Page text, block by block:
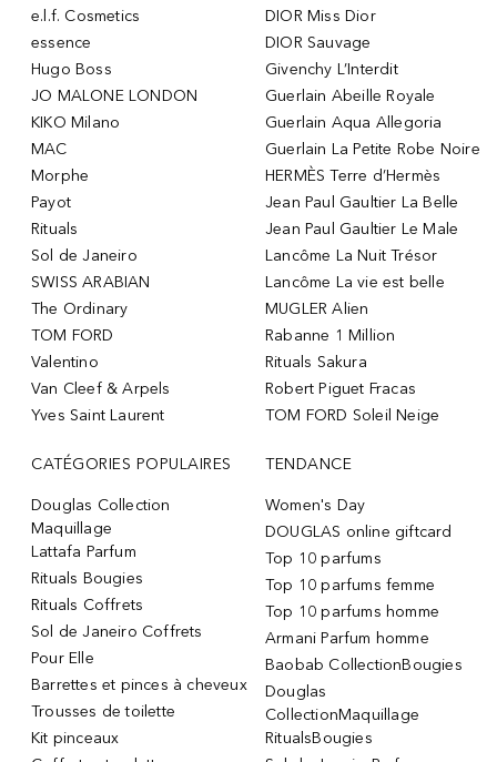
e.l.f. Cosmetics
essence
Hugo Boss
JO MALONE LONDON
KIKO Milano
MAC
Morphe
Payot
Rituals
Sol de Janeiro
SWISS ARABIAN
The Ordinary
TOM FORD
Valentino
Van Cleef & Arpels
Yves Saint Laurent
DIOR Miss Dior
DIOR Sauvage
Givenchy L’Interdit
Guerlain Abeille Royale
Guerlain Aqua Allegoria
Guerlain La Petite Robe Noire
HERMÈS Terre d’Hermès
Jean Paul Gaultier La Belle
Jean Paul Gaultier Le Male
Lancôme La Nuit Trésor
Lancôme La vie est belle
MUGLER Alien
Rabanne 1 Million
Rituals Sakura
Robert Piguet Fracas
TOM FORD Soleil Neige
CATÉGORIES POPULAIRES
Douglas Collection
Maquillage
Lattafa Parfum
Rituals Bougies
Rituals Coffrets
Sol de Janeiro Coffrets
Pour Elle
Barrettes et pinces à cheveux
Trousses de toilette
Kit pinceaux
TENDANCE
Women's Day
DOUGLAS online giftcard
Top 10 parfums
Top 10 parfums femme
Top 10 parfums homme
Armani Parfum homme
Baobab CollectionBougies
Douglas
CollectionMaquillage
RitualsBougies